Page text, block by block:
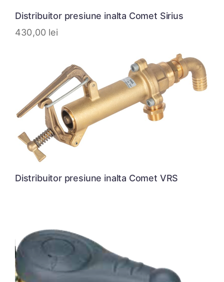
Distribuitor presiune inalta Comet Sirius
430,00 lei
Distribuitor presiune inalta Comet VRS